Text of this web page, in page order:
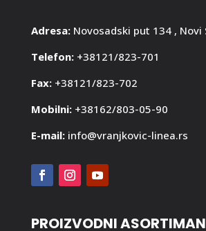
Adresa: Novosadski put 134 , Novi
Telefon: +38121/823-701
Fax: +38121/823-702
Mobilni: +38162/803-05-90
E-mail: info@vranjkovic-linea.rs
PROIZVODNI ASORTIMAN